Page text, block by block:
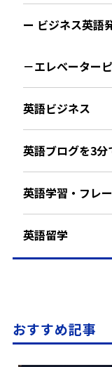
ー ビジネス英語
－エレベーター
英語ビジネス
英語ブログを3分
英語学習・フレ
英語留学
おすすめ記事